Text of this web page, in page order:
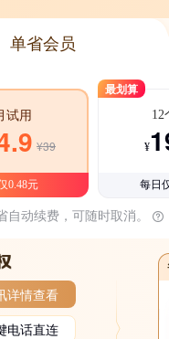
单省会员
试用
¥39
0.48元
最划算
12
¥
每日
自动续费，可随时取消。
详情查看
电话直连